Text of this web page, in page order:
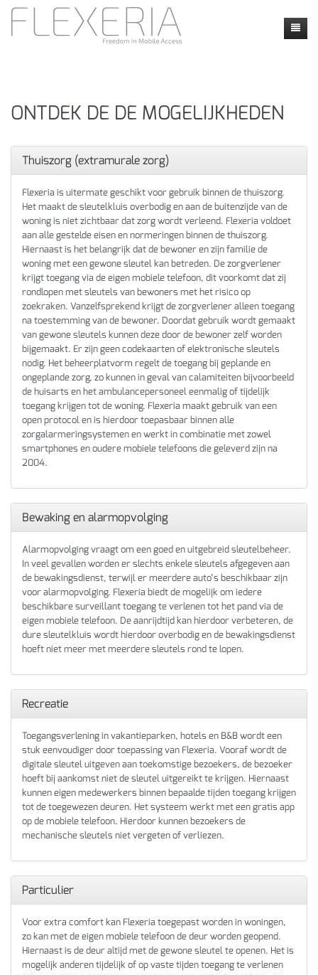
Producten
Instructie video's
Toepassingen
Veiligheid en Privacy
Calendly
Contact Contact formulier
Locatie
Dealers
mijn flexeria
ONTDEK DE DE MOGELIJKHEDEN
Thuiszorg (extramurale zorg)
Flexeria is uitermate geschikt voor gebruik binnen de thuiszorg.
Het maakt de sleutelkluis overbodig en aan de buitenzijde van de
woning is niet zichtbaar dat zorg wordt verleend. Flexeria voldoet
aan alle gestelde eisen en normeringen binnen de thuiszorg.
Hiernaast is het belangrijk dat de bewoner en zijn familie de
woning met een gewone sleutel kan betreden. De zorgverlener
krijgt toegang via de eigen mobiele telefoon, dit voorkomt dat zij
rondlopen met sleutels van bewoners met het risico op
zoekraken. Vanzelfsprekend krijgt de zorgverlener alleen toegang
na toestemming van de bewoner. Doordat gebruik wordt gemaakt
van gewone sleutels kunnen deze door de bewoner zelf worden
bijgemaakt. Er zijn geen codekaarten of elektronische sleutels
nodig. Het beheerplatvorm regelt de toegang bij geplande en
ongeplande zorg, zo kunnen in geval van calamiteiten bijvoorbeeld
de huisarts en het ambulancepersoneel eenmalig of tijdelijk
toegang krijgen tot de woning. Flexeria maakt gebruik van een
open protocol en is hierdoor toepasbaar binnen alle
zorgalarmeringsystemen en werkt in combinatie met zowel
smartphones en oudere mobiele telefoons die geleverd zijn na
2004.
Bewaking en alarmopvolging
Alarmopvolging vraagt om een goed en uitgebreid sleutelbeheer.
In veel gevallen worden er slechts enkele sleutels afgegeven aan
de bewakingsdienst, terwijl er meerdere auto’s beschikbaar zijn
voor alarmopvolging. Flexeria biedt de mogelijk om iedere
beschikbare surveillant toegang te verlenen tot het pand via de
eigen mobiele telefoon. De aanrijdtijd kan hierdoor verbeteren, de
dure sleutelkluis wordt hierdoor overbodig en de bewakingsdienst
hoeft niet meer met meerdere sleutels rond te lopen.
Recreatie
Toegangsverlening in vakantieparken, hotels en B&B wordt een
stuk eenvoudiger door toepassing van Flexeria. Vooraf wordt de
digitale sleutel uitgeven aan toekomstige bezoekers, de bezoeker
hoeft bij aankomst niet de sleutel uitgereikt te krijgen. Hiernaast
kunnen eigen medewerkers binnen bepaalde tijden toegang krijgen
tot de toegewezen deuren. Het systeem werkt met een gratis app
op de mobiele telefoon. Hierdoor kunnen bezoekers de
mechanische sleutels niet vergeten of verliezen.
Particulier
Voor extra comfort kan Flexeria toegepast worden in woningen,
zo kan met de eigen mobiele telefoon de deur worden geopend.
Hiernaast is de deur altijd met de gewone sleutel te openen. Het is
mogelijk anderen tijdelijk of op vaste tijden toegang te verlenen